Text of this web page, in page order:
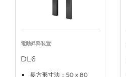
電動昇降装置
DL6
長方形寸法：50 x 80